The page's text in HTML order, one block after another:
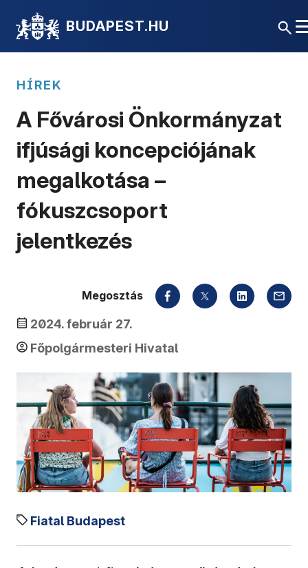
BUDAPEST.HU
HÍREK
A Fővárosi Önkormányzat
ifjúsági koncepciójának
megalkotása –
fókuszcsoport
jelentkezés
2024. február 27.
Főpolgármesteri Hivatal
Fiatal Budapest
Megosztás